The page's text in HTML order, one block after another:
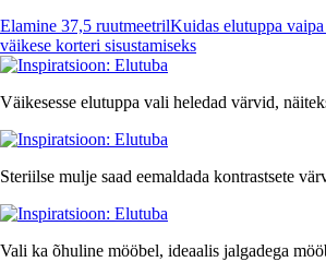
Elamine 37,5 ruutmeetrilKuidas elutuppa
väikese korteri sisustamiseks
Väikesesse elutuppa vali heledad värvid,
Steriilse mulje saad eemaldada kontrastsete
Vali ka õhuline mööbel, ideaalis jalgadega